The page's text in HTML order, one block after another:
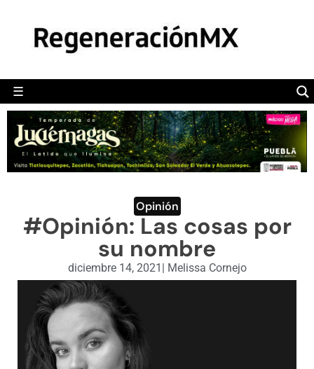
☰
POLÍTICA
CAMALEÓN
OPINIÓN
DEPORTES
ENGLISH SECTION
VIDEOS
Opinión
#Opinión: Las cosas por
su nombre
diciembre 14, 2021 | Melissa Cornejo